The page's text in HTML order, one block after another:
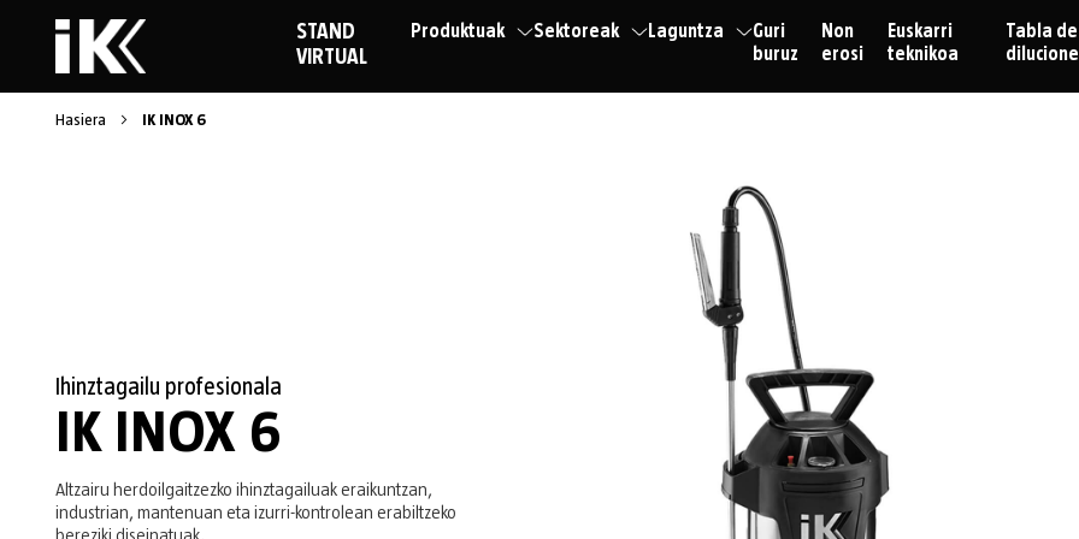
STAND
VIRTUAL
Produktuak Sektoreak Laguntza
Guri
buruz
Non
erosi
Euskarri
teknikoa
Tabla de
Hasiera IK INOX 6
Ihinztagailu profesionala
IK INOX 6
Altzairu herdoilgaitzezko ihinztagailuak eraikuntzan,
industrian, mantenuan eta izurri-kontrolean erabiltzeko